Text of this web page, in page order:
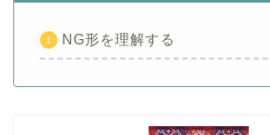
NG形を理解する